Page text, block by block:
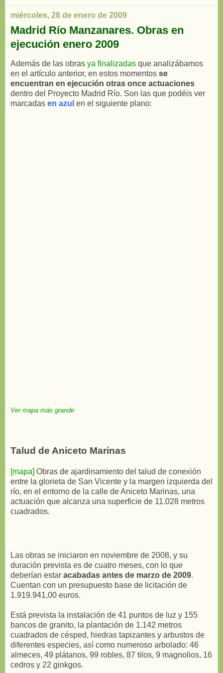
miércoles, 28 de enero de 2009
Madrid Río Manzanares. Obras en
ejecución enero 2009
Además de las obras ya finalizadas que analizábamos
en el artículo anterior, en estos momentos se
encuentran en ejecución otras once actuaciones
dentro del Proyecto Madrid Río. Son las que podéis ver
marcadas en azul en el siguiente plano:
Ver mapa más grande
Talud de Aniceto Marinas
[mapa] Obras de ajardinamiento del talud de conexión
entre la glorieta de San Vicente y la margen izquierda del
río, en el entorno de la calle de Aniceto Marinas, una
actuación que alcanza una superficie de 11.028 metros
cuadrados.
Las obras se iniciaron en noviembre de 2008, y su
duración prevista es de cuatro meses, con lo que
deberían estar acabadas antes de marzo de 2009.
Cuentan con un presupuesto base de licitación de
1.919.941,00 euros.
Está prevista la instalación de 41 puntos de luz y 155
bancos de granito, la plantación de 1.142 metros
cuadrados de césped, hiedras tapizantes y arbustos de
diferentes especies, así como numeroso arbolado: 46
almeces, 49 plátanos, 99 robles, 87 tilos, 9 magnolios, 16
cedros y 22 ginkgos.